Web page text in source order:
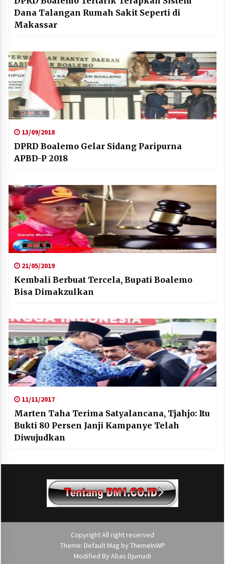
Dana Talangan Rumah Sakit Seperti di
Makassar
13/09/2018
DPRD Boalemo Gelar Sidang Paripurna
APBD-P 2018
21/05/2019
Kembali Berbuat Tercela, Bupati Boalemo
Bisa Dimakzulkan
11/11/2017
Marten Taha Terima Satyalancana, Tjahjo: Itu
Bukti 80 Persen Janji Kampanye Telah
Diwujudkan
Copyright All right reserved
Theme: Default Mag by ThemeInWP
Modified By Abas Djumadi